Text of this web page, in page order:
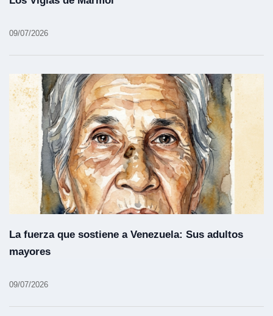
09/07/2026
La fuerza que sostiene a Venezuela: Sus adultos
mayores
09/07/2026